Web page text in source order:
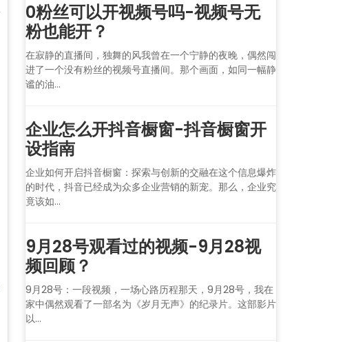
0粉丝可以开视频号吗-视频号无
粉也能开？
在寂静的直播间，独舞的风我曾在一个宁静的夜晚，偶然闯
进了一个没有粉丝的视频号直播间。那个画面，如同一幅静
谧的油...
企业怎么开抖音橱窗-抖音橱窗开
设指南
企业如何开启抖音橱窗：探索与创新的交融在这个信息爆炸
的时代，抖音已经成为众多企业营销的新宠。那么，企业究
竟该如...
9月28号观看过的视频-9月28视
频回顾？
9月28号：一段视频，一场心路历程那天，9月28号，我在
家中偶然观看了一部名为《岁月无声》的纪录片。这部影片
以...